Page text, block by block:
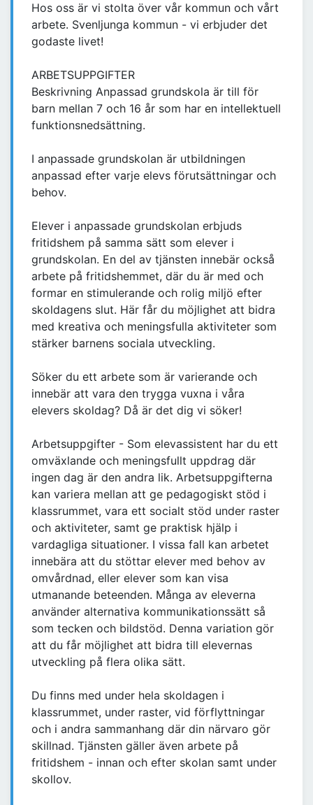
Hos oss är vi stolta över vår kommun och vårt
arbete. Svenljunga kommun - vi erbjuder det
godaste livet!
ARBETSUPPGIFTER
Beskrivning Anpassad grundskola är till för
barn mellan 7 och 16 år som har en intellektuell
funktionsnedsättning.
I anpassade grundskolan är utbildningen
anpassad efter varje elevs förutsättningar och
behov.
Elever i anpassade grundskolan erbjuds
fritidshem på samma sätt som elever i
grundskolan. En del av tjänsten innebär också
arbete på fritidshemmet, där du är med och
formar en stimulerande och rolig miljö efter
skoldagens slut. Här får du möjlighet att bidra
med kreativa och meningsfulla aktiviteter som
stärker barnens sociala utveckling.
Söker du ett arbete som är varierande och
innebär att vara den trygga vuxna i våra
elevers skoldag? Då är det dig vi söker!
Arbetsuppgifter - Som elevassistent har du ett
omväxlande och meningsfullt uppdrag där
ingen dag är den andra lik. Arbetsuppgifterna
kan variera mellan att ge pedagogiskt stöd i
klassrummet, vara ett socialt stöd under raster
och aktiviteter, samt ge praktisk hjälp i
vardagliga situationer. I vissa fall kan arbetet
innebära att du stöttar elever med behov av
omvårdnad, eller elever som kan visa
utmanande beteenden. Många av eleverna
använder alternativa kommunikationssätt så
som tecken och bildstöd. Denna variation gör
att du får möjlighet att bidra till elevernas
utveckling på flera olika sätt.
Du finns med under hela skoldagen i
klassrummet, under raster, vid förflyttningar
och i andra sammanhang där din närvaro gör
skillnad. Tjänsten gäller även arbete på
fritidshem - innan och efter skolan samt under
skollov.